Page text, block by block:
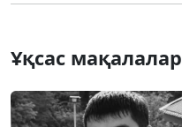
Ұқсас мақалалар